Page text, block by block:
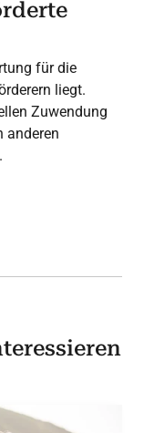
für die
liegt.
Zuwendung
anderen